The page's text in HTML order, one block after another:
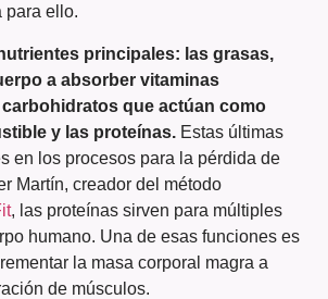
para ello.
principales: las grasas,
a absorber vitaminas
que actúan como
y las proteínas. Estas últimas
en los procesos para la pérdida de
Martín, creador del método
, las proteínas sirven para múltiples
humano. Una de esas funciones es
la masa corporal magra a
de músculos.